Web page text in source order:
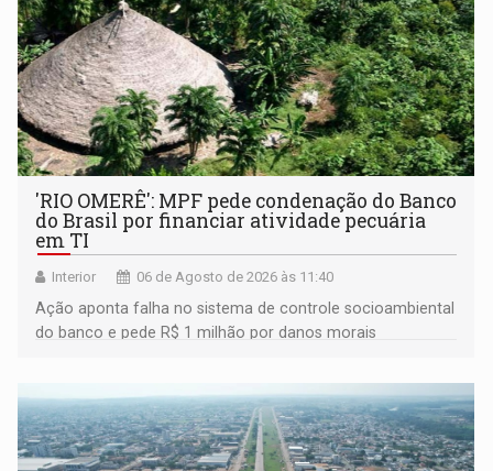
'RIO OMERÊ': MPF pede condenação do Banco
do Brasil por financiar atividade pecuária
em TI
Interior 06 de Agosto de 2026 às 11:40
Ação aponta falha no sistema de controle socioambiental
do banco e pede R$ 1 milhão por danos morais